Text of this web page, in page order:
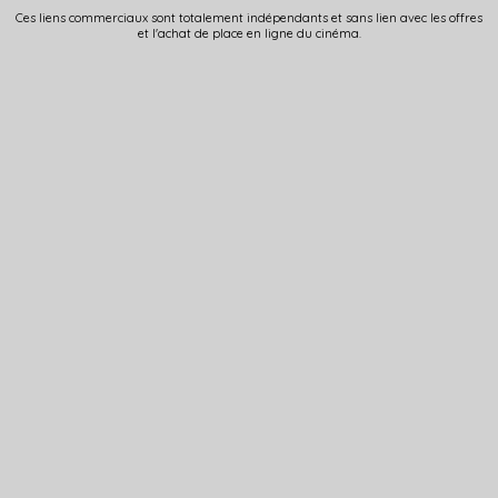
Ces liens commerciaux sont totalement indépendants et sans lien avec les offres
et l'achat de place en ligne du cinéma.